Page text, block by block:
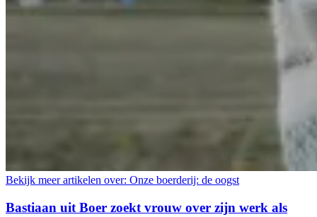
Bekijk meer artikelen over: Onze boerderij: de oogst
Bastiaan uit Boer zoekt vrouw over zijn werk als